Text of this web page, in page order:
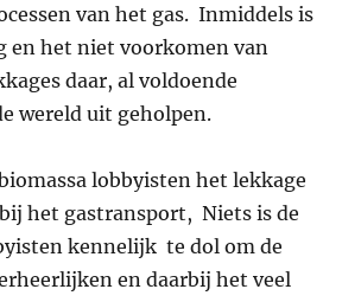
van het gas. Inmiddels is
en het niet voorkomen van
daar, al voldoende
wereld uit geholpen.
lobbyisten het lekkage
het gastransport, Niets is de
kennelijk te dol om de
en daarbij het veel